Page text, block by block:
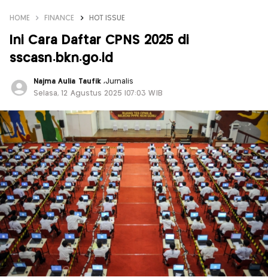
HOME FINANCE HOT ISSUE
Ini Cara Daftar CPNS 2025 di
sscasn.bkn.go.id
Najma Aulia Taufik ,Jurnalis
Selasa, 12 Agustus 2025 |07:03 WIB